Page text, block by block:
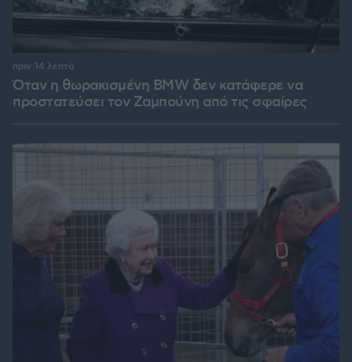
Όταν η θωρακισμένη BMW δεν κατάφερε να
προστατεύσει τον Ζαμπούνη από τις σφαίρες
πριν 14 λεπτά